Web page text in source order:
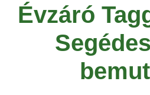
Évzáró